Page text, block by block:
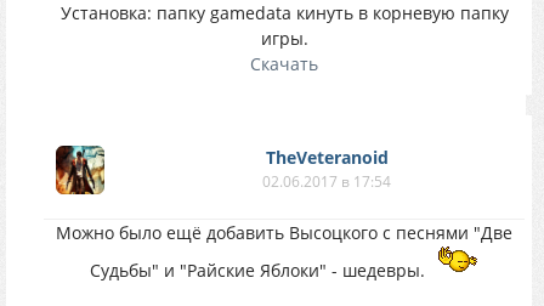
Установка: папку gamedata кинуть в корневую папку
игры.
Скачать
TheVeteranoid
02.06.2017 в 17:54
Можно было ещё добавить Высоцкого с песнями "Две
Судьбы" и "Райские Яблоки" - шедевры.